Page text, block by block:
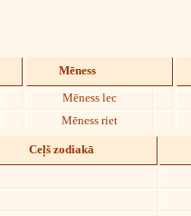
Mēness
Mēness lec
Mēness riet
Ceļš zodiakā